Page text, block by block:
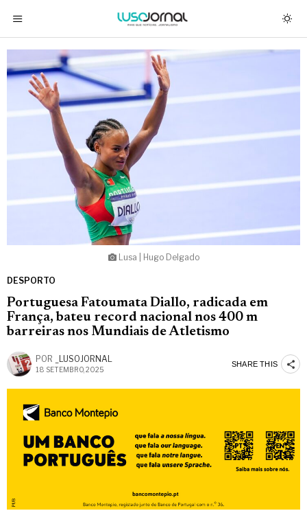
Lusa | Hugo Delgado
DESPORTO
Portuguesa Fatoumata Diallo, radicada em
França, bateu record nacional nos 400 m
barreiras nos Mundiais de Atletismo
POR _LUSOJORNAL
18 SETEMBRO, 2025
SHARE THIS